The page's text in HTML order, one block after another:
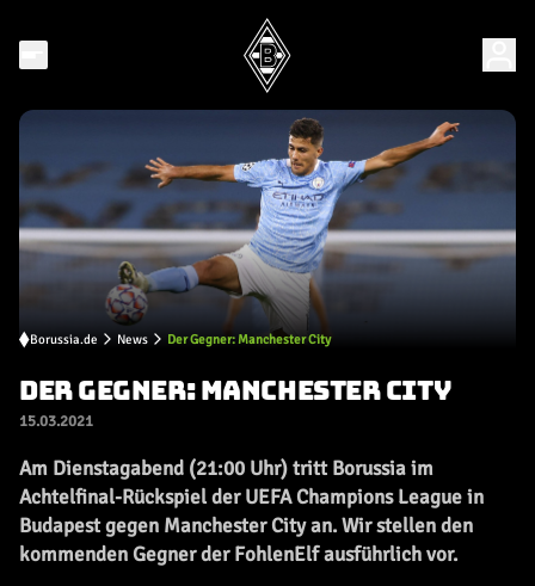
Borussia.de News Der Gegner: Manchester City
DER GEGNER: MANCHESTER CITY
15.03.2021
Am Dienstagabend (21:00 Uhr) tritt Borussia im
Achtelfinal-Rückspiel der UEFA Champions League in
Budapest gegen Manchester City an. Wir stellen den
kommenden Gegner der FohlenElf ausführlich vor.